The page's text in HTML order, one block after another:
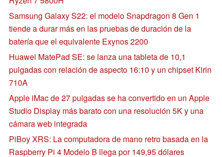
Samsung Galaxy S22: el modelo Snapdragon 8 Gen 1
tiende a durar más en las pruebas de duración de la
batería que el equivalente Exynos 2200
Huawei MatePad SE: se lanza una tableta de 10,1
pulgadas con relación de aspecto 16:10 y un chipset Kirin
710A
Apple iMac de 27 pulgadas se ha convertido en un Apple
Studio Display más barato con una resolución 5K y una
cámara web integrada
PiBoy XRS: La computadora de mano retro basada en la
Raspberry Pi 4 Modelo B llega por 149,95 dólares